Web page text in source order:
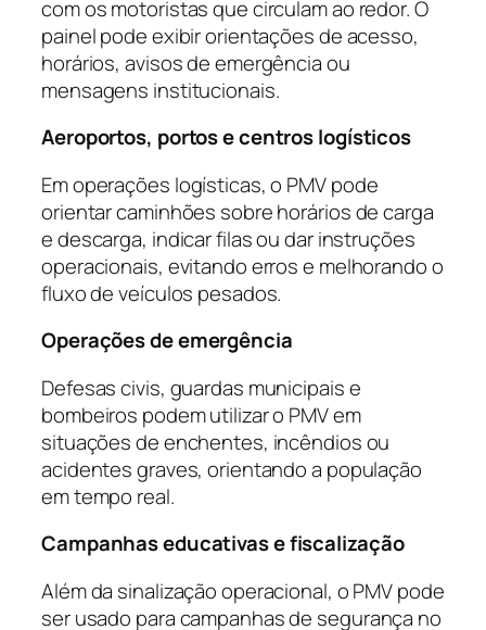
com os motoristas que circulam ao redor. O
painel pode exibir orientações de acesso,
horários, avisos de emergência ou
mensagens institucionais.
Aeroportos, portos e centros logísticos
Em operações logísticas, o PMV pode
orientar caminhões sobre horários de carga
e descarga, indicar filas ou dar instruções
operacionais, evitando erros e melhorando o
fluxo de veículos pesados.
Operações de emergência
Defesas civis, guardas municipais e
bombeiros podem utilizar o PMV em
situações de enchentes, incêndios ou
acidentes graves, orientando a população
em tempo real.
Campanhas educativas e fiscalização
Além da sinalização operacional, o PMV pode
ser usado para campanhas de segurança no